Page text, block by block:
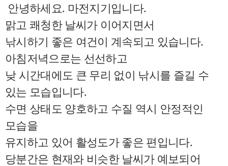
안녕하세요. 마전지기입니다.
맑고 쾌청한 날씨가 이어지면서
낚시하기 좋은 여건이 계속되고 있습니다.
아침저녁으로는 선선하고
낮 시간대에도 큰 무리 없이 낚시를 즐길 수
있는 모습입니다.
수면 상태도 양호하고 수질 역시 안정적인
모습을
유지하고 있어 활성도가 좋은 편입니다.
당분간은 현재와 비슷한 날씨가 예보되어